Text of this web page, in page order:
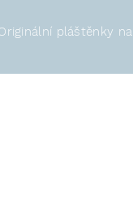
pláštěnky